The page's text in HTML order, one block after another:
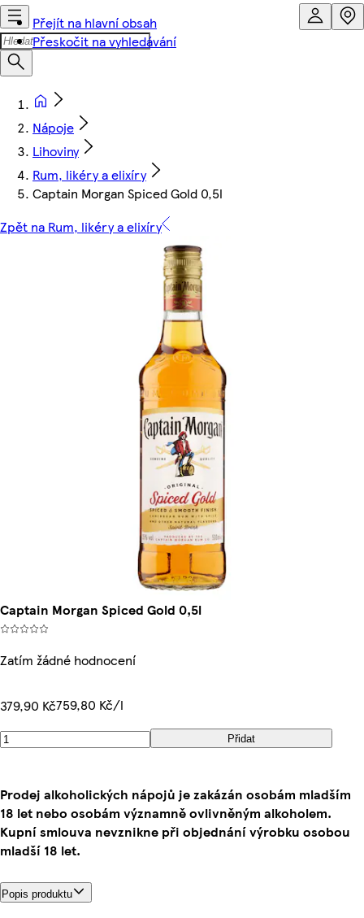
Přejít na hlavní obsah
Přeskočit na vyhledávání
Nápoje
Lihoviny
Rum, likéry a elixíry
Captain Morgan Spiced Gold 0,5l
Zpět na Rum, likéry a elixíry
Captain Morgan Spiced Gold 0,5l
Zatím žádné hodnocení
379,90 Kč759,80 Kč/l
Přidat
Prodej alkoholických nápojů je zakázán osobám mladším
18 let nebo osobám významně ovlivněným alkoholem.
Kupní smlouva nevznikne při objednání výrobku osobou
mladší 18 let.
Popis produktu